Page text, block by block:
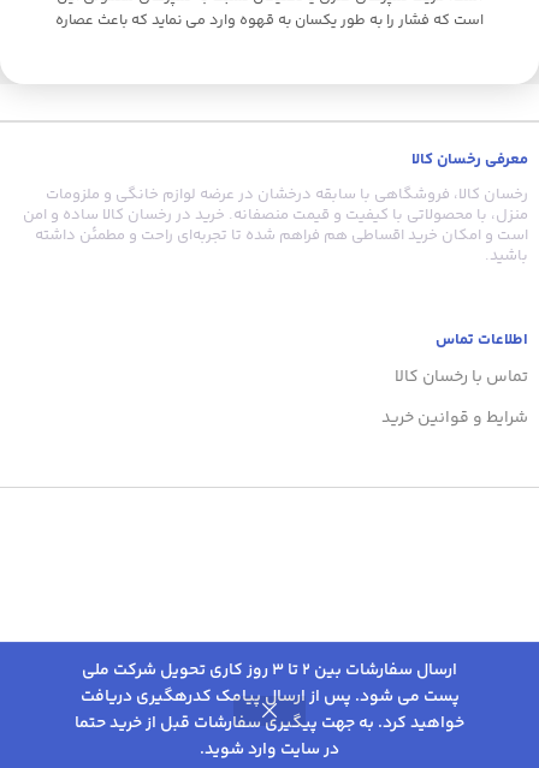
ارسال سفارشات بین 2 تا 3 روز کاری تحویل شرکت ملی
پست می شود. پس از ارسال پیامک کدرهگیری دریافت
خواهید کرد. به جهت پیگیری سفارشات قبل از خرید حتما
در سایت وارد شوید.
است که فشار را به طور یکسان به قهوه وارد می نماید که باعث عصاره
معرفی رخسان کالا
رخسان کالا، فروشگاهی با سابقه درخشان در عرضه لوازم خانگی و ملزومات
منزل، با محصولاتی با کیفیت و قیمت منصفانه. خرید در رخسان کالا ساده و امن
است و امکان خرید اقساطی هم فراهم شده تا تجربه‌ای راحت و مطمئن داشته
باشید.
اطلاعات تماس
تماس با رخسان کالا
شرایط و قوانین خرید
لولر قهوه مدل قابل 993,000تومان
انتخاب
گزینه
0